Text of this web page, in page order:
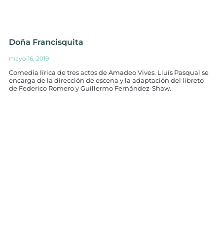
Doña Francisquita
mayo 16, 2019
Comedia lírica de tres actos de Amadeo Vives. Lluís Pasqual se
encarga de la dirección de escena y la adaptación del libreto
de Federico Romero y Guillermo Fernández-Shaw.